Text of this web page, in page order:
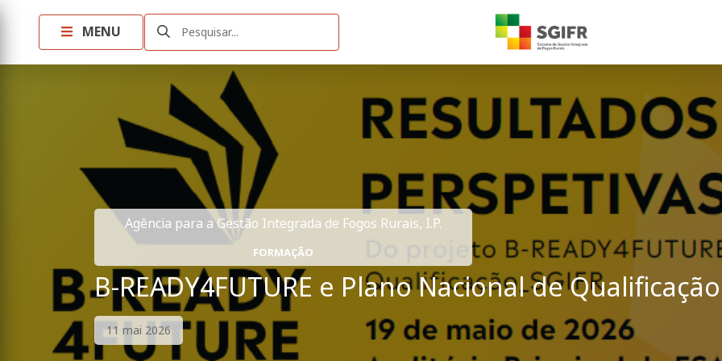
MENU Pesquisar...
Agência para a Gestão Integrada de Fogos Rurais, I.P.
FORMAÇÃO
B-READY4FUTURE e Plano Nacional de Qualificação
11 mai 2026